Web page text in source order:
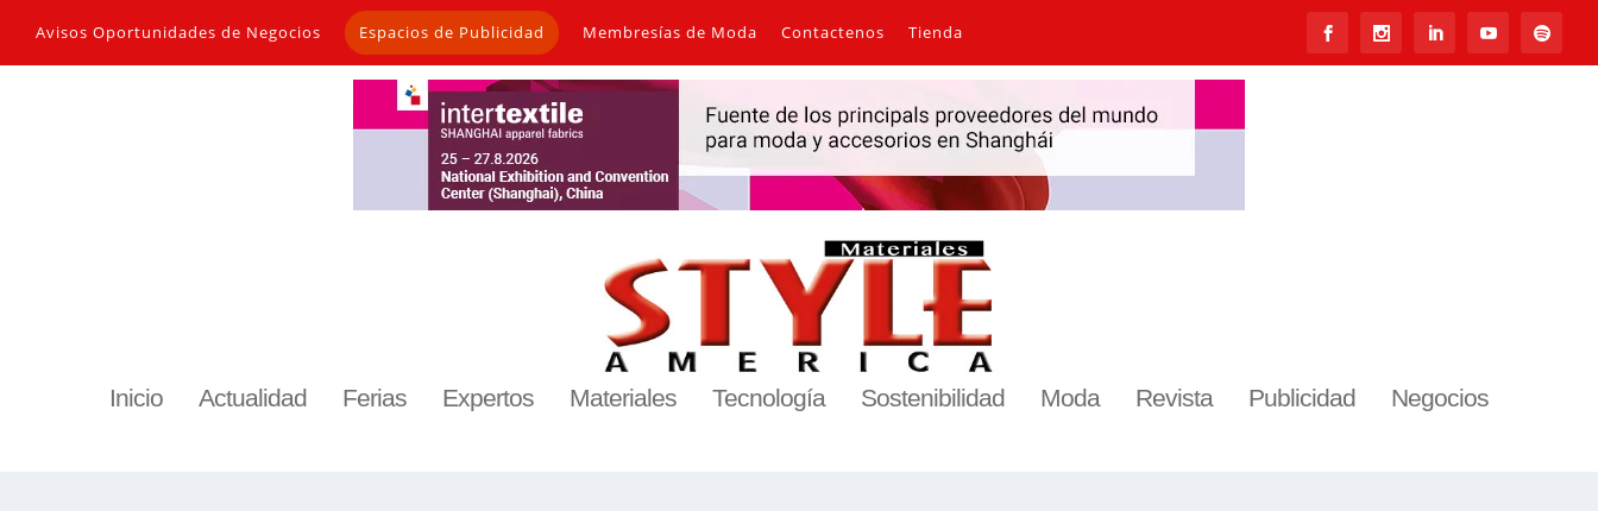
Avisos Oportunidades de Negocios Espacios de Publicidad Membresías de Moda Contactenos Tienda
Inicio Actualidad Ferias Expertos Materiales Tecnología Sostenibilidad Moda Revista Publicidad Negocios